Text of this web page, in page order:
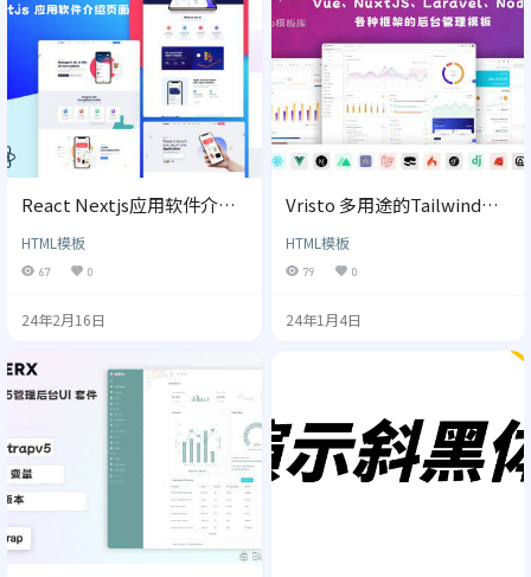
React Nextjs应用软件介绍
HTML模板
67 0
24年2月16日
Vristo 多用途的Tailwind
HTML模板
79 0
24年1月4日